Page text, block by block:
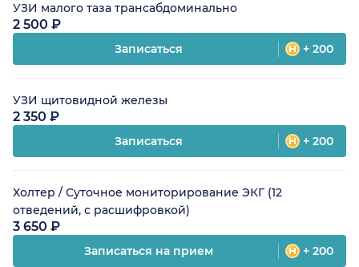
УЗИ малого таза трансабдоминально
2 500 ₽
Записаться + 200
УЗИ щитовидной железы
2 350 ₽
Записаться + 200
Холтер / Суточное мониторирование ЭКГ (12
отведений, с расшифровкой)
3 650 ₽
Записаться на прием + 200